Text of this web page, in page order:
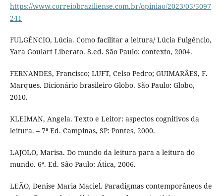
https://www.correiobraziliense.com.br/opiniao/2023/05/5097
241
FULGÊNCIO, Lúcia. Como facilitar a leitura/ Lúcia Fulgêncio,
Yara Goulart Liberato. 8.ed. São Paulo: contexto, 2004.
FERNANDES, Francisco; LUFT, Celso Pedro; GUIMARÃES, F.
Marques. Dicionário brasileiro Globo. São Paulo: Globo,
2010.
KLEIMAN, Angela. Texto e Leitor: aspectos cognitivos da
leitura. – 7ª Ed. Campinas, SP: Pontes, 2000.
LAJOLO, Marisa. Do mundo da leitura para a leitura do
mundo. 6ª. Ed. São Paulo: Ática, 2006.
LEÃO, Denise Maria Maciel. Paradigmas contemporâneos de